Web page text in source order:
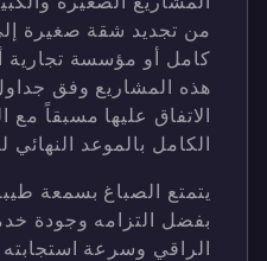
من تجديد شقة صغيرة
كامل أو مؤسسة تجارية
هذه المشاريع وفق
الاتفاق عليها مسبقاً مع
الكامل بالموعد النهائي
يتمتع الصباغ بسمعة
بفضل التزامه وجودة
الراقي وسرعة